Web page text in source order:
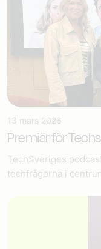
13 mars 2026
Premiär för
TechSveriges
techfrågorna i